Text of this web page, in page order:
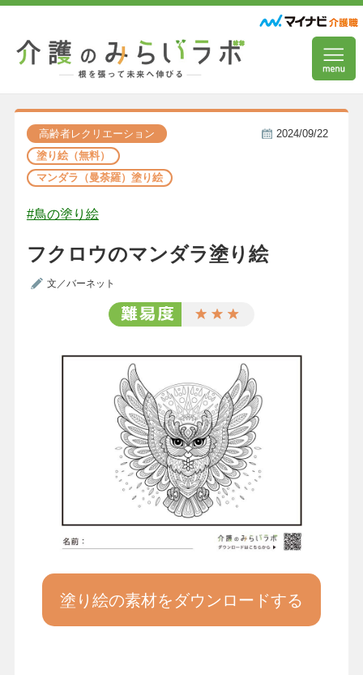
高齢者レクリエーション
塗り絵（無料）
マンダラ（曼荼羅）塗り絵
2024/09/22
#鳥の塗り絵
フクロウのマンダラ塗り絵
文／バーネット
塗り絵の素材をダウンロードする